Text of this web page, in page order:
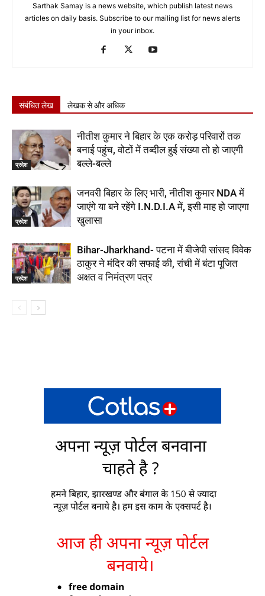
Sarthak Samay is a news website, which publish latest news
articles on daily basis. Subscribe to our mailing list for news alerts
in your inbox.
संबंधित लेख लेखक से और अधिक
प्रदेश
नीतीश कुमार ने बिहार के एक करोड़ परिवारों तक
बनाई पहुंच, वोटों में तब्दील हुई संख्या तो हो जाएगी
बल्ले-बल्ले
प्रदेश
जनवरी बिहार के लिए भारी, नीतीश कुमार NDA में
जाएंगे या बने रहेंगे I.N.D.I.A में, इसी माह हो जाएगा
खुलासा
प्रदेश
Bihar-Jharkhand- पटना में बीजेपी सांसद विवेक
ठाकुर ने मंदिर की सफाई की, रांची में बंटा पूजित
अक्षत व निमंत्रण पत्र